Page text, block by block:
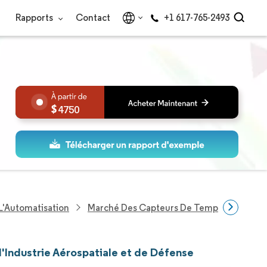
Rapports Contact +1 617-765-2493
4750
Marché Des Capteurs De Température
Aérospatiale et de Défense